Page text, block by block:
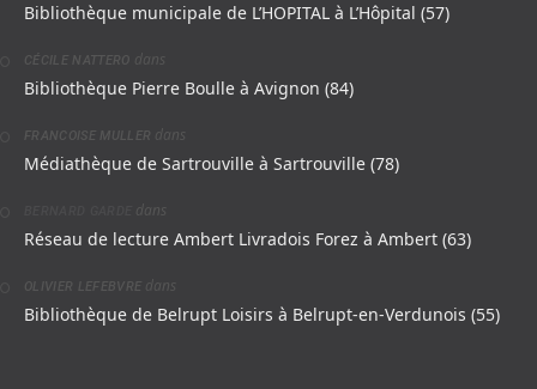
Bibliothèque municipale de L’HOPITAL à L’Hôpital (57)
CÉCILE NATTERO dans
Bibliothèque Pierre Boulle à Avignon (84)
FRANCOISE MULLER dans
Médiathèque de Sartrouville à Sartrouville (78)
dans
Réseau de lecture Ambert Livradois Forez à Ambert (63)
OLIVIER LEFEBVRE dans
Bibliothèque de Belrupt Loisirs à Belrupt-en-Verdunois (55)